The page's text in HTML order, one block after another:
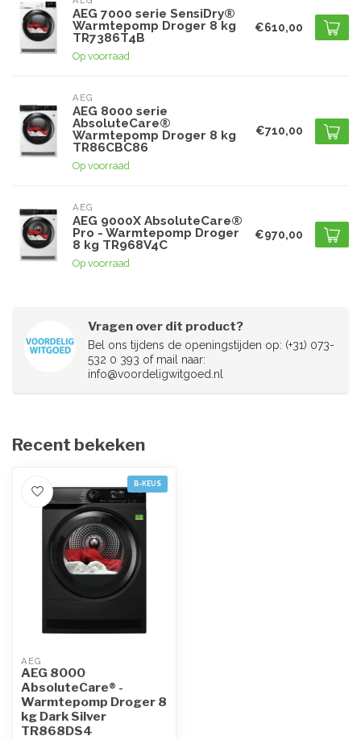
AEG 7000 serie SensiDry®
Warmtepomp Droger 8 kg
TR7386T4B
Op voorraad
€610,00
AEG
AEG 8000 serie
AbsoluteCare®
Warmtepomp Droger 8 kg
TR86CBC86
Op voorraad
€710,00
AEG
AEG 9000X AbsoluteCare®
Pro - Warmtepomp Droger
8 kg TR968V4C
Op voorraad
€970,00
Vragen over dit product?
Bel ons tijdens de openingstijden op: (+31) 073-
532 0 393 of mail naar:
info@voordeligwitgoed.nl
Recent bekeken
B-KEUS
AEG
AEG 8000
AbsoluteCare® -
Warmtepomp Droger 8
kg Dark Silver
TR868DS4